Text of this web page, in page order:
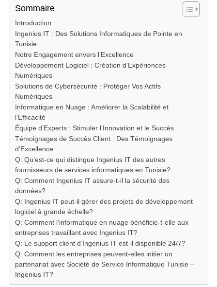
Sommaire
Introduction :
Ingenius IT : Des Solutions Informatiques de Pointe en
Tunisie
Notre Engagement envers l’Excellence
Développement Logiciel : Création d’Expériences
Numériques
Solutions de Cybersécurité : Protéger Vos Actifs
Numériques
Informatique en Nuage : Améliorer la Scalabilité et
l’Efficacité
Équipe d’Experts : Stimuler l’Innovation et le Succès
Témoignages de Succès Client : Des Témoignages
d’Excellence
Q: Qu’est-ce qui distingue Ingenius IT des autres
fournisseurs de services informatiques en Tunisie?
Q: Comment Ingenius IT assure-t-il la sécurité des
données?
Q: Ingenius IT peut-il gérer des projets de développement
logiciel à grande échelle?
Q: Comment l’informatique en nuage bénéficie-t-elle aux
entreprises travaillant avec Ingenius IT?
Q: Le support client d’Ingenius IT est-il disponible 24/7?
Q: Comment les entreprises peuvent-elles initier un
partenariat avec Société de Service Informatique Tunisie –
Ingenius IT?